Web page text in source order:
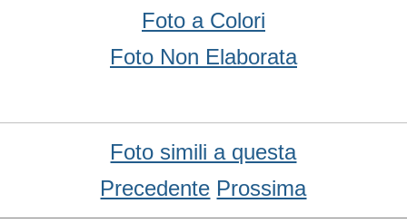
Foto a Colori
Foto Non Elaborata
Foto simili a questa
Precedente Prossima